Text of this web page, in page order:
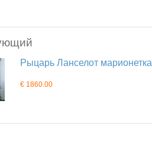
Рыцарь Ланселот марионетка
€ 1860.00